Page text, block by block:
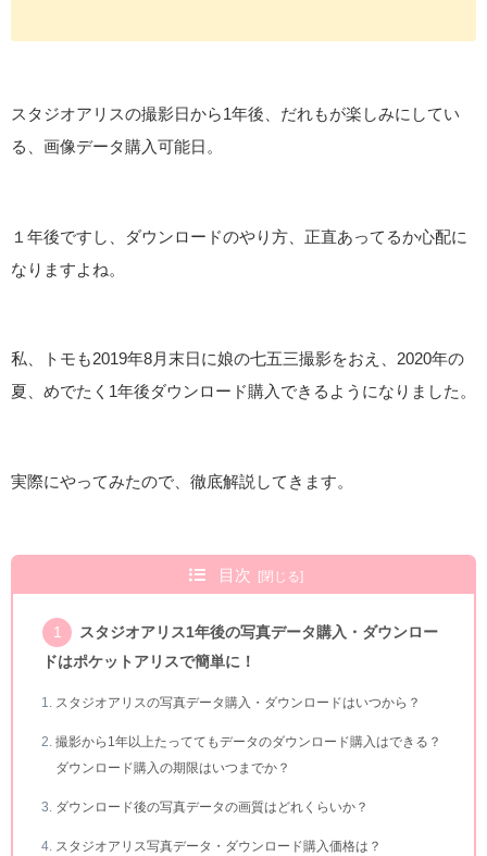
スタジオアリスの撮影日から1年後、だれもが楽しみにしてい
る、画像データ購入可能日。
１年後ですし、ダウンロードのやり方、正直あってるか心配に
なりますよね。
私、トモも2019年8月末日に娘の七五三撮影をおえ、2020年の
夏、めでたく1年後ダウンロード購入できるようになりました。
実際にやってみたので、徹底解説してきます。
目次
スタジオアリス1年後の写真データ購入・ダウンロー
ドはポケットアリスで簡単に！
スタジオアリスの写真データ購入・ダウンロードはいつから？
撮影から1年以上たっててもデータのダウンロード購入はできる？
ダウンロード購入の期限はいつまでか？
ダウンロード後の写真データの画質はどれくらいか？
スタジオアリス写真データ・ダウンロード購入価格は？